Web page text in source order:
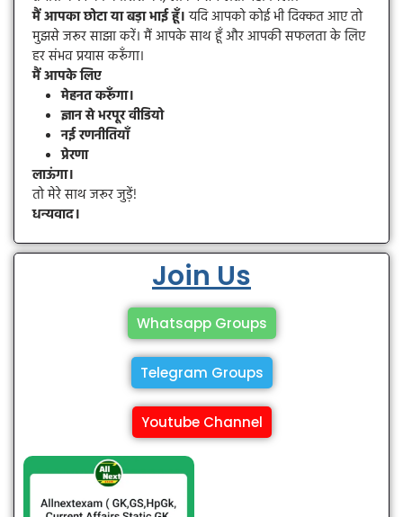
मैं आपका छोटा या बड़ा भाई हूँ।यदि आपको कोई भी दिक्कत आए तो
मुझसे जरूर साझा करें। मैं आपके साथ हूँ और आपकी सफलता के लिए
हर संभव प्रयास करूँगा।
मैं आपके लिए
मेहनत करूँगा।
ज्ञान से भरपूर वीडियो
नई रणनीतियाँ
प्रेरणा
लाऊंगा।
तो मेरे साथ जरूर जुड़ें!
धन्यवाद।
Join Us
Whatsapp Groups
Telegram Groups
Youtube Channel